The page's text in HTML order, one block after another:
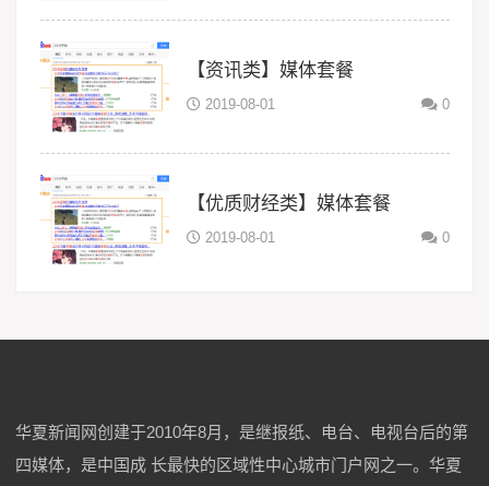
【资讯类】媒体套餐
2019-08-01 0
【优质财经类】媒体套餐
2019-08-01 0
华夏新闻网创建于2010年8月，是继报纸、电台、电视台后的第
四媒体，是中国成 长最快的区域性中心城市门户网之一。华夏